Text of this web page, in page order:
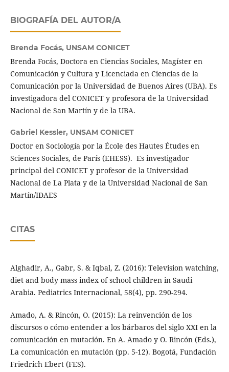
BIOGRAFÍA DEL AUTOR/A
Brenda Focás, UNSAM CONICET
Brenda Focás, Doctora en Ciencias Sociales, Magíster en
Comunicación y Cultura y Licenciada en Ciencias de la
Comunicación por la Universidad de Buenos Aires (UBA). Es
investigadora del CONICET y profesora de la Universidad
Nacional de San Martín y de la UBA.
Gabriel Kessler, UNSAM CONICET
Doctor en Sociología por la École des Hautes Études en
Sciences Sociales, de París (EHESS). Es investigador
principal del CONICET y profesor de la Universidad
Nacional de La Plata y de la Universidad Nacional de San
Martín/IDAES
CITAS
Alghadir, A., Gabr, S. & Iqbal, Z. (2016): Television watching,
diet and body mass index of school children in Saudi
Arabia. Pediatrics Internacional, 58(4), pp. 290-294.
Amado, A. & Rincón, O. (2015): La reinvención de los
discursos o cómo entender a los bárbaros del siglo XXI en la
comunicación en mutación. En A. Amado y O. Rincón (Eds.),
La comunicación en mutación (pp. 5-12). Bogotá, Fundación
Friedrich Ebert (FES).